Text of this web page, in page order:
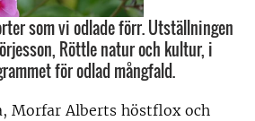
som vi odlade förr. Utställningen
Röttle natur och kultur, i
för odlad mångfald.
Morfar Alberts höstflox och